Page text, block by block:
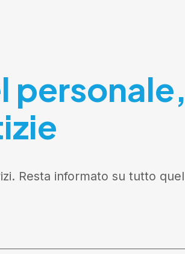
personale,
Resta informato su tutto